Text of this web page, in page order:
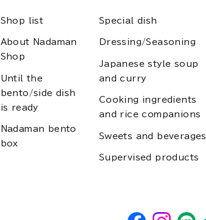
Shop list
About Nadaman
Shop
Until the
bento/side dish
is ready
Nadaman bento
box
Special dish
Dressing/Seasoning
Japanese style soup
and curry
Cooking ingredients
and rice companions
Sweets and beverages
Supervised products